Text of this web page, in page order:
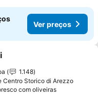
Ver preços
aos favoritos
1.148
Centro Storico di Arezzo
com oliveiras